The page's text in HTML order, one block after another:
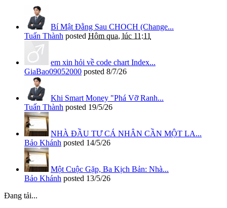
Bí Mật Đằng Sau CHOCH (Change...
Tuấn Thành posted Hôm qua, lúc 11:11
em xin hỏi về code chart Index...
GiaBao09052000 posted 8/7/26
Khi Smart Money "Phá Vỡ Ranh...
Tuấn Thành posted 19/5/26
NHÀ ĐẦU TƯ CÁ NHÂN CẦN MỘT LA...
Bảo Khánh posted 14/5/26
Một Cuộc Gặp, Ba Kịch Bản: Nhà...
Bảo Khánh posted 13/5/26
Đang tải...